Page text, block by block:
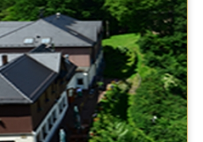
HOTEL